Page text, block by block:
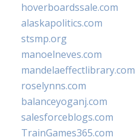
hoverboardssale.com
alaskapolitics.com
stsmp.org
manoelneves.com
mandelaeffectlibrary.com
roselynns.com
balanceyoganj.com
salesforceblogs.com
TrainGames365.com